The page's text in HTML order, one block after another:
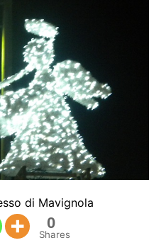
di Mavignola
0
Shares